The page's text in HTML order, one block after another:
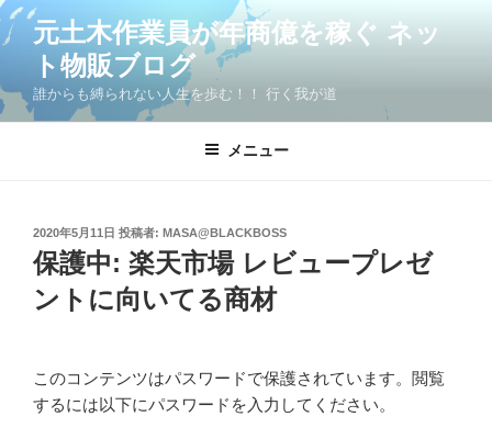
コ
ン
ン
ツ
元土木作業員が年商億を稼ぐ ネッ
ト物販ブログ
誰からも縛られない人生を歩む！！ 行く我が道
メニュー
投
稿
日:
2020年5月11日 投稿者: MASA@BLACKBOSS
保護中: 楽天市場 レビュープレゼ
ントに向いてる商材
このコンテンツはパスワードで保護されています。閲覧
するには以下にパスワードを入力してください。